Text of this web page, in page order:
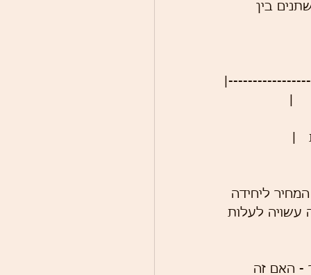
בין
אחד, המחיר ליחידה
של 50 שקיות עם רקמה עשויה לעלות
- האם זה